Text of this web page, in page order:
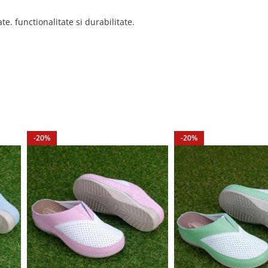
funcționalitate și durabilitate.
cm, 41-26,5 cm.
-20% -20%